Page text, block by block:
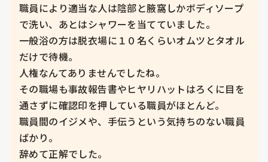
職員により適当な人は陰部と腋窩しかボディソープ
で洗い、あとはシャワーを当てていました。
一般浴の方は脱衣場に１０名くらいオムツとタオル
だけで待機。
人権なんてありませんでしたね。
その職場も事故報告書やヒヤリハットはろくに目を
通さずに確認印を押している職員がほとんど。
職員間のイジメや、手伝うという気持ちのない職員
ばかり。
辞めて正解でした。